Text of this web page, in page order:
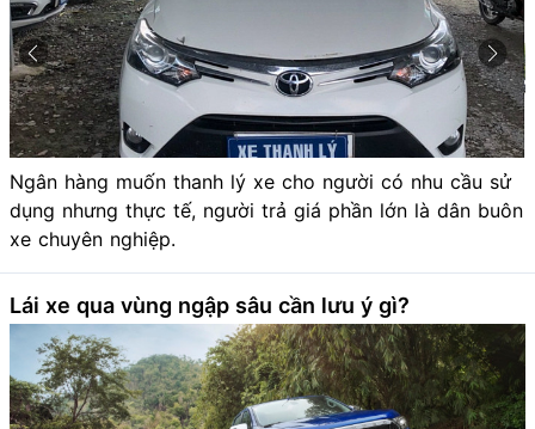
Ngân hàng muốn thanh lý xe cho người có nhu cầu sử
dụng nhưng thực tế, người trả giá phần lớn là dân buôn
xe chuyên nghiệp.
Lái xe qua vùng ngập sâu cần lưu ý gì?